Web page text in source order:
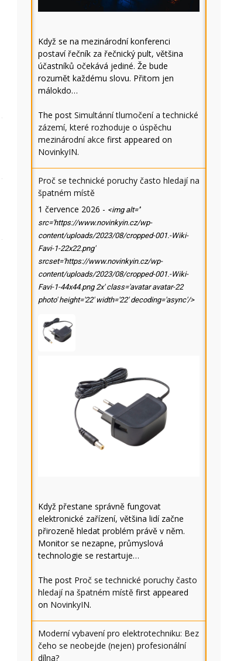
Když se na mezinárodní konferenci
postaví řečník za řečnický pult, většina
účastníků očekává jediné. Že bude
rozumět každému slovu. Přitom jen
málokdo…
The post Simultánní tlumočení a technické
zázemí, které rozhoduje o úspěchu
mezinárodní akce first appeared on
NovinkyIN.
Proč se technické poruchy často hledají na
špatném místě
1 července 2026 - <img alt=''
src='https://www.novinkyin.cz/wp-
content/uploads/2023/08/cropped-001.-Wiki-
Favi-1-22x22.png'
srcset='https://www.novinkyin.cz/wp-
content/uploads/2023/08/cropped-001.-Wiki-
Favi-1-44x44.png 2x' class='avatar avatar-22
photo' height='22' width='22' decoding='async'/>
Když přestane správně fungovat
elektronické zařízení, většina lidí začne
přirozeně hledat problém právě v něm.
Monitor se nezapne, průmyslová
technologie se restartuje…
The post Proč se technické poruchy často
hledají na špatném místě first appeared
on NovinkyIN.
Moderní vybavení pro elektrotechniku: Bez
čeho se neobejde (nejen) profesionální
dílna?